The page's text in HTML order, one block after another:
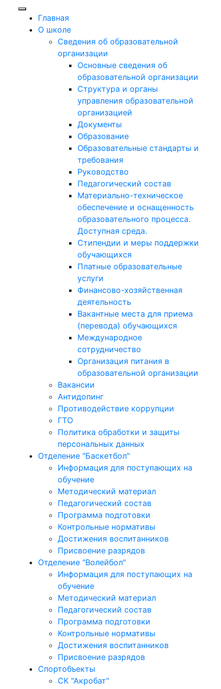
Главная
О школе
Сведения об образовательной
организации
Основные сведения об
образовательной организации
Структура и органы
управления образовательной
организацией
Документы
Образование
Образовательные стандарты и
требования
Руководство
Педагогический состав
Материально-техническое
обеспечение и оснащенность
образовательного процесса.
Доступная среда.
Стипендии и меры поддержки
обучающихся
Платные образовательные
услуги
Финансово-хозяйственная
деятельность
Вакантные места для приема
(перевода) обучающихся
Международное
сотрудничество
Организация питания в
образовательной организации
Вакансии
Антидопинг
Противодействие коррупции
ГТО
Политика обработки и защиты
персональных данных
Отделение "Баскетбол"
Информация для поступающих на
обучение
Методический материал
Педагогический состав
Программа подготовки
Контрольные нормативы
Достижения воспитанников
Присвоение разрядов
Отделение "Волейбол"
Информация для поступающих на
обучение
Методический материал
Педагогический состав
Программа подготовки
Контрольные нормативы
Достижения воспитанников
Присвоение разрядов
Спортобъекты
СК "Акробат"